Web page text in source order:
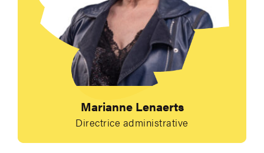
Marianne Lenaerts
Directrice administrative